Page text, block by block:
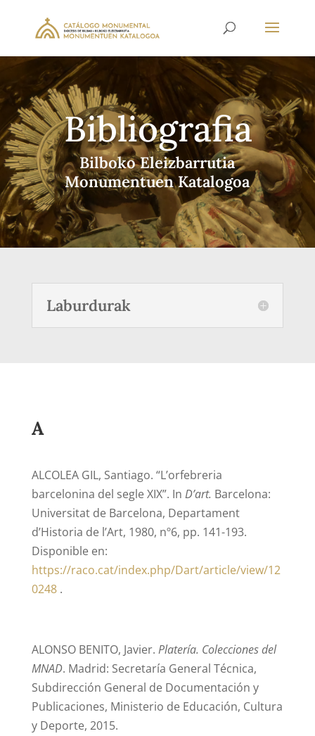
Bibliografia
Bilboko Eleizbarrutia
Monumentuen Katalogoa
Laburdurak
A
ALCOLEA GIL, Santiago. “L’orfebreria
barcelonina del segle XIX”. In D’art. Barcelona:
Universitat de Barcelona, Departament
d’Historia de l’Art, 1980, nº6, pp. 141-193.
Disponible en:
https://raco.cat/index.php/Dart/article/view/12
0248.
ALONSO BENITO, Javier. Platería. Colecciones del
MNAD. Madrid: Secretaría General Técnica,
Subdirección General de Documentación y
Publicaciones, Ministerio de Educación, Cultura
y Deporte, 2015.